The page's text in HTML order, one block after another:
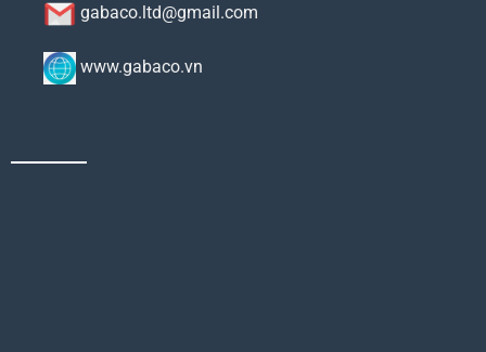
gabaco.ltd@gmail.com
www.gabaco.vn